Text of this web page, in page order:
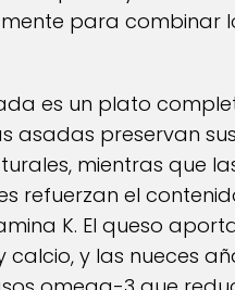
para combinar
es un plato
asadas preservan sus
mientras que
refuerzan el
K. El queso
calcio, y las nueces